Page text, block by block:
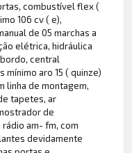
combustível flex (
106 cv ( e),
de 05 marchas a
elétrica, hidráulica
central
aro 15 ( quinze)
linha de montagem,
tapetes, ar
de
am- fm, com
devidamente